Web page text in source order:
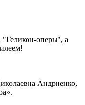
"Геликон-оперы", а
Андриенко,